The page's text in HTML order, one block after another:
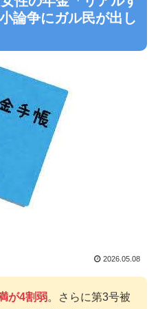
論争にガル民が出し
2026.05.08
が4割弱。さらに第3号被